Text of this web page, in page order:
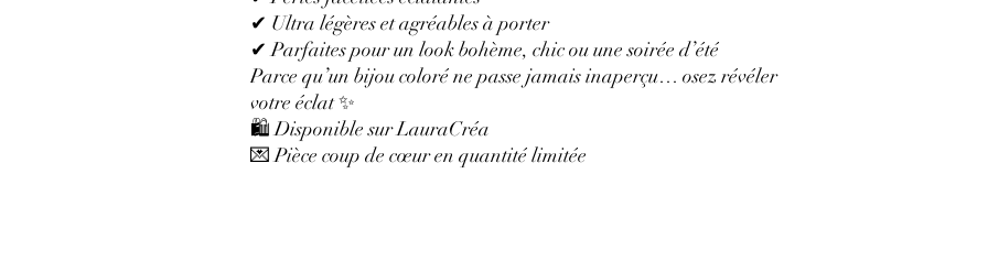
✔ Ultra légères et agréables à porter
✔ Parfaites pour un look bohème, chic ou une soirée d’été
Parce qu’un bijou coloré ne passe jamais inaperçu… osez révéler
votre éclat ✨
🛍 Disponible sur LauraCréa
💌 Pièce coup de cœur en quantité limitée